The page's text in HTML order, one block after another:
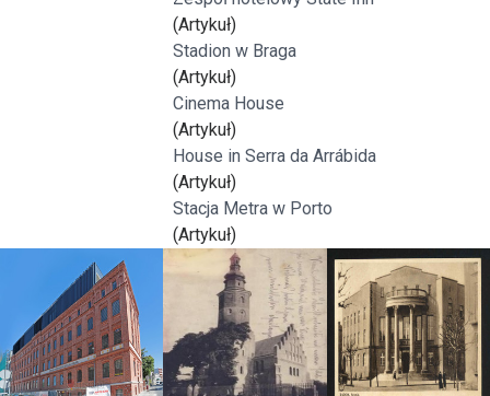
(Artykuł)
Stadion w Braga
(Artykuł)
Cinema House
(Artykuł)
House in Serra da Arrábida
(Artykuł)
Stacja Metra w Porto
(Artykuł)